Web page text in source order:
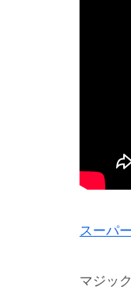
スーパ
マジッ